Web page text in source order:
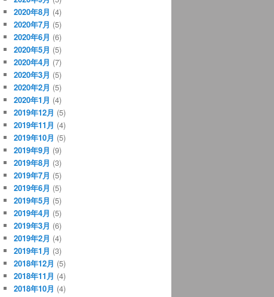
2020年8月 (4)
2020年7月 (5)
2020年6月 (6)
2020年5月 (5)
2020年4月 (7)
2020年3月 (5)
2020年2月 (5)
2020年1月 (4)
2019年12月 (5)
2019年11月 (4)
2019年10月 (5)
2019年9月 (9)
2019年8月 (3)
2019年7月 (5)
2019年6月 (5)
2019年5月 (5)
2019年4月 (5)
2019年3月 (6)
2019年2月 (4)
2019年1月 (3)
2018年12月 (5)
2018年11月 (4)
2018年10月 (4)